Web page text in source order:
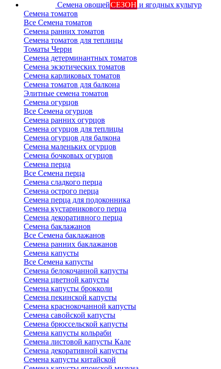
Семена овощейСЕЗОН и ягодных культур
Семена томатов
Все Семена томатов
Семена ранних томатов
Семена томатов для теплицы
Томаты Черри
Семена детерминантных томатов
Семена экзотических томатов
Семена карликовых томатов
Семена томатов для балкона
Элитные семена томатов
Семена огурцов
Все Семена огурцов
Семена ранних огурцов
Семена огурцов для теплицы
Семена огурцов для балкона
Семена маленьких огурцов
Семена бочковых огурцов
Семена перца
Все Семена перца
Семена сладкого перца
Семена острого перца
Семена перца для подоконника
Семена кустарникового перца
Семена декоративного перца
Семена баклажанов
Все Семена баклажанов
Семена ранних баклажанов
Семена капусты
Все Семена капусты
Семена белокочанной капусты
Семена цветной капусты
Семена капусты брокколи
Семена пекинской капусты
Семена краснокочанной капусты
Семена савойской капусты
Семена брюссельской капусты
Семена капусты кольраби
Семена листовой капусты Кале
Семена декоративной капусты
Семена капусты китайской